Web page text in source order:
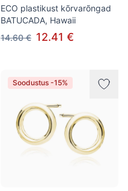
ECO plastikust kõrvarõngad
BATUCADA, Hawaii
14.60 € 12.41 €
Soodustus -15%